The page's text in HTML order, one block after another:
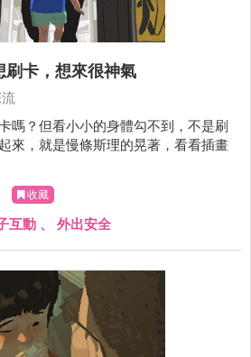
刷卡，想來很神氣
嗎？但看小小的身體勾不到，不是刷
來，就是慢條斯理的晃著，看看插畫
收藏
互動 、 外出安全